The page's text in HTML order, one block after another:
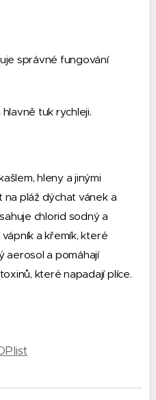
správné fungování
tuk rychleji.
hleny a jinými
na pláž dýchat vánek a
chlorid sodný a
a křemík, které
aerosol a pomáhají
které napadají plíce.